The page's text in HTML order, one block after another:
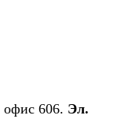
офис 606. Эл.